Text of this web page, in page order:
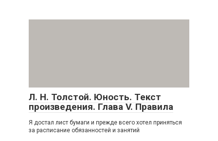
Л. Н. Толстой. Юность. Текст
произведения. Глава V. Правила
Я достал лист бумаги и прежде всего хотел приняться
за расписание обязанностей и занятий